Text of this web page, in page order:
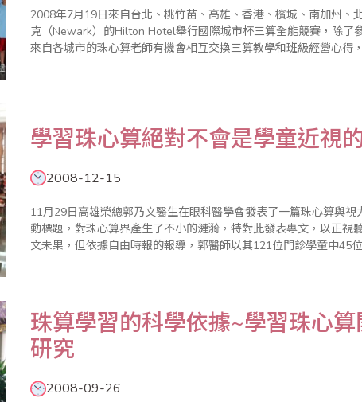
2008年7月19日來自台北、桃竹苗、高雄、香港、檳城、南加州、
克（Newark）的Hilton Hotel舉行國際城市杯三算全能競賽，除了
來自各城市的珠心算老師有機會相互交換三算教學和班級經營心得
學習珠心算絕對不會是學童近視
2008-12-15
11月29日高雄榮總郭乃文醫生在眼科醫學會發表了一篇珠心算與
動標題，對珠心算界產生了不小的漣漪，特對此發表專文，以正視聽。 由於向眼科醫學會要求本研究報
文未果，但依據自由時報的報導，郭醫師以其121位門診學童中45
珠算學習的科學依據~學習珠心
研究
2008-09-26